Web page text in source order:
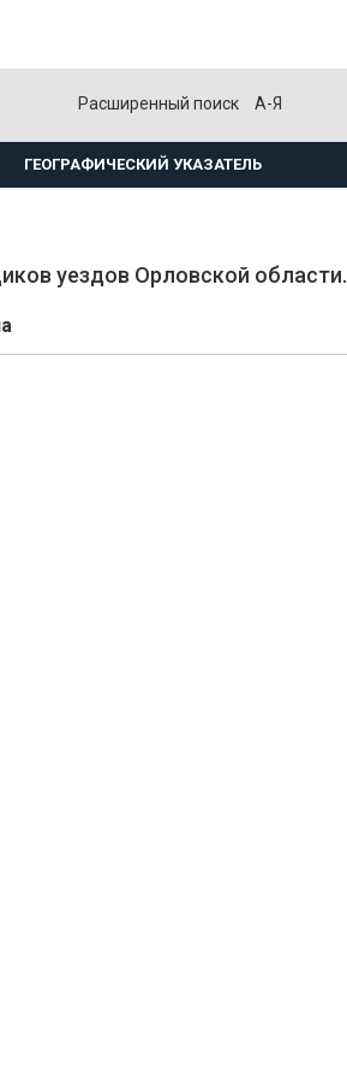
Расширенный поиск А-Я
ГЕОГРАФИЧЕСКИЙ УКАЗАТЕЛЬ
уездов Орловской